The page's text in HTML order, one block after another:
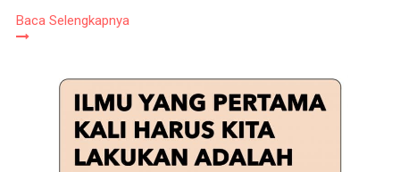
Baca Selengkapnya